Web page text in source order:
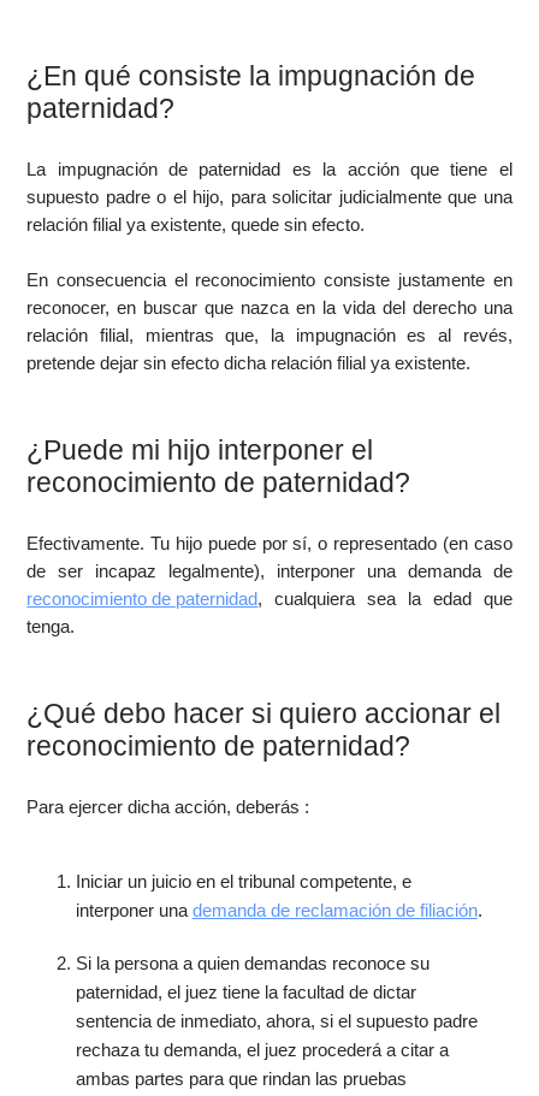
¿En qué consiste la impugnación de
paternidad?
La impugnación de paternidad es la acción que tiene el
supuesto padre o el hijo, para solicitar judicialmente que una
relación filial ya existente, quede sin efecto.
En consecuencia el reconocimiento consiste justamente en
reconocer, en buscar que nazca en la vida del derecho una
relación filial, mientras que, la impugnación es al revés,
pretende dejar sin efecto dicha relación filial ya existente.
¿Puede mi hijo interponer el
reconocimiento de paternidad?
Efectivamente. Tu hijo puede por sí, o representado (en caso
de ser incapaz legalmente), interponer una demanda de
reconocimiento de paternidad, cualquiera sea la edad que
tenga.
¿Qué debo hacer si quiero accionar el
reconocimiento de paternidad?
Para ejercer dicha acción, deberás :
Iniciar un juicio en el tribunal competente, e
interponer una demanda de reclamación de filiación.
Si la persona a quien demandas reconoce su
paternidad, el juez tiene la facultad de dictar
sentencia de inmediato, ahora, si el supuesto padre
rechaza tu demanda, el juez procederá a citar a
ambas partes para que rindan las pruebas